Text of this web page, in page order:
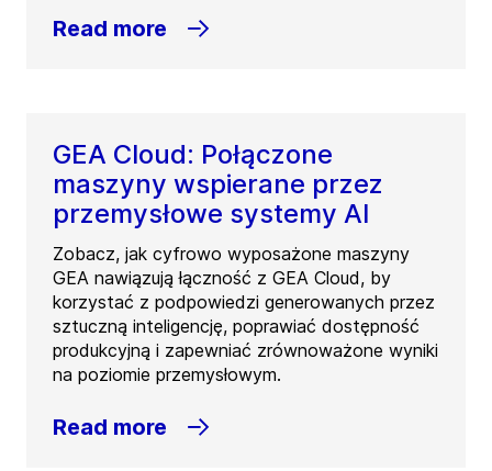
Read more
GEA Cloud: Połączone
maszyny wspierane przez
przemysłowe systemy AI
Zobacz, jak cyfrowo wyposażone maszyny
GEA nawiązują łączność z GEA Cloud, by
korzystać z podpowiedzi generowanych przez
sztuczną inteligencję, poprawiać dostępność
produkcyjną i zapewniać zrównoważone wyniki
na poziomie przemysłowym.
Read more